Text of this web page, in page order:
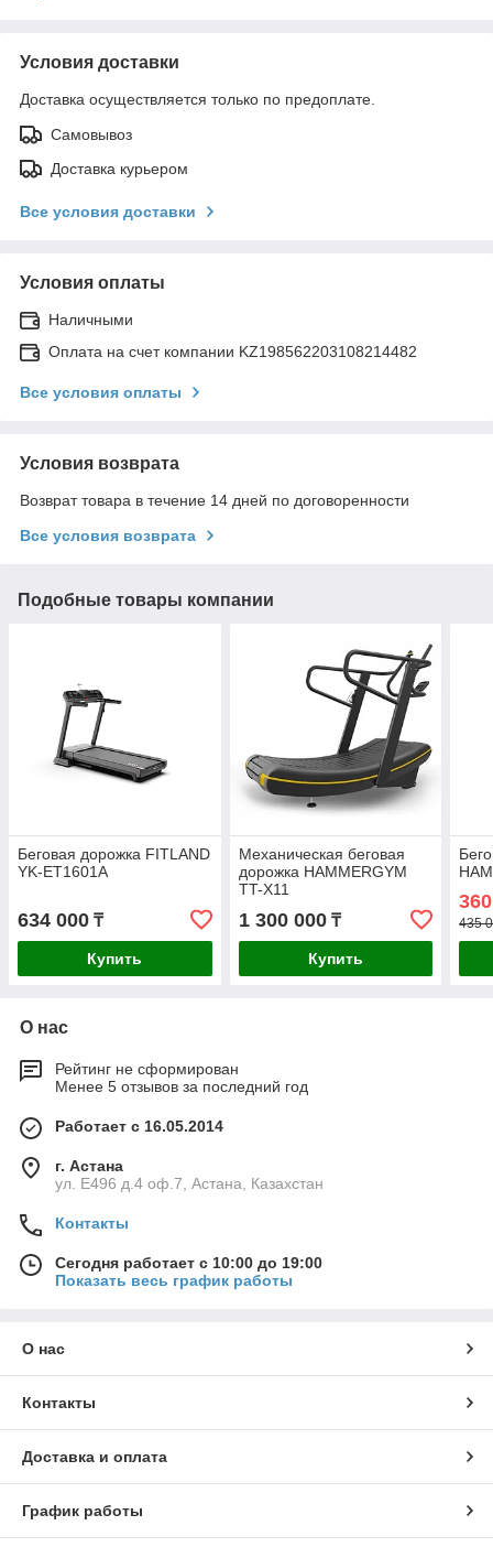
Условия доставки
Доставка осуществляется только по предоплате.
Самовывоз
Доставка курьером
Все условия доставки
Условия оплаты
Наличными
Оплата на счет компании KZ198562203108214482
Все условия оплаты
Условия возврата
Возврат товара в течение 14 дней по договоренности
Все условия возврата
Подобные товары компании
Беговая дорожка FITLAND
YK-ET1601A
634 000 ₸
Купить
Механическая беговая
дорожка HAMMERGYM
TT-X11
1 300 000₸
Купить
435
О нас
Рейтинг не сформирован
Менее 5 отзывов за последний год
Работает с 16.05.2014
г. Астана
ул. Е496 д.4 оф.7, Астана, Казахстан
Контакты
Сегодня работает с 10:00 до 19:00
Показать весь график работы
О нас
Контакты
Доставка и оплата
График работы